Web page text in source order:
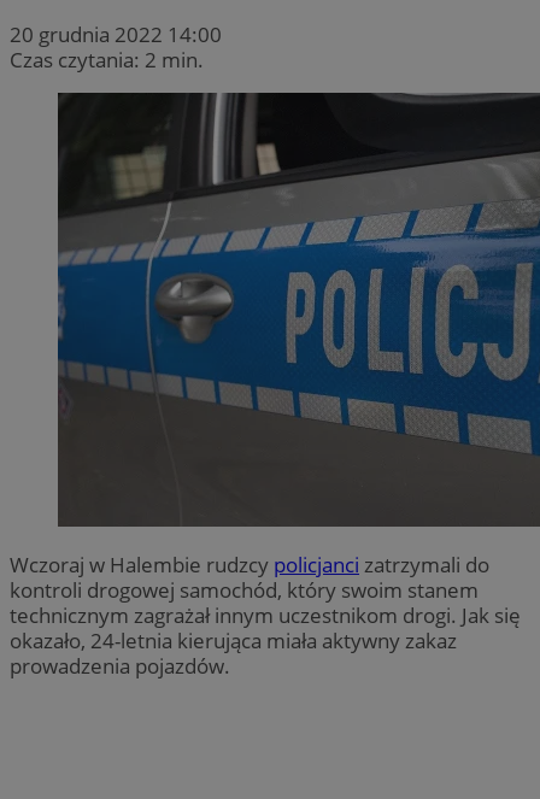
20 grudnia 2022 14:00
Czas czytania: 2 min.
Wczoraj w Halembie rudzcy policjanci zatrzymali do
kontroli drogowej samochód, który swoim stanem
technicznym zagrażał innym uczestnikom drogi. Jak się
okazało, 24-letnia kierująca miała aktywny zakaz
prowadzenia pojazdów.